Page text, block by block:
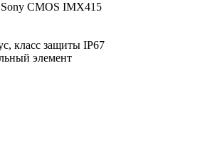
CMOS IMX415
класс защиты IР67
элемент